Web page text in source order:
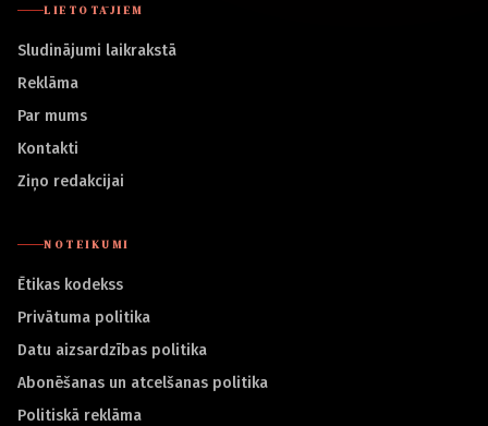
LIETOTĀJIEM
Sludinājumi laikrakstā
Reklāma
Par mums
Kontakti
Ziņo redakcijai
NOTEIKUMI
Ētikas kodekss
Privātuma politika
Datu aizsardzības politika
Abonēšanas un atcelšanas politika
Politiskā reklāma